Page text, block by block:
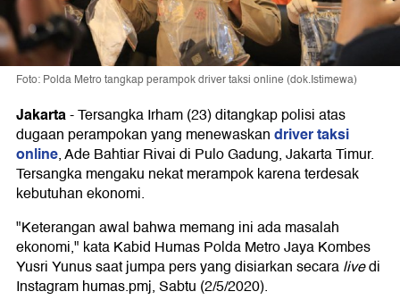
Foto: Polda Metro tangkap perampok driver taksi online (dok.Istimewa)
Jakarta-Tersangka Irham (23) ditangkap polisi atas
dugaan perampokan yang menewaskandriver taksi
online, Ade Bahtiar Rivai di Pulo Gadung, Jakarta Timur.
Tersangka mengaku nekat merampok karena terdesak
kebutuhan ekonomi.
"Keterangan awal bahwa memang ini ada masalah
ekonomi," kata Kabid Humas Polda Metro Jaya Kombes
Yusri Yunus saat jumpa pers yang disiarkan secaralivedi
Instagram humas.pmj, Sabtu (2/5/2020).